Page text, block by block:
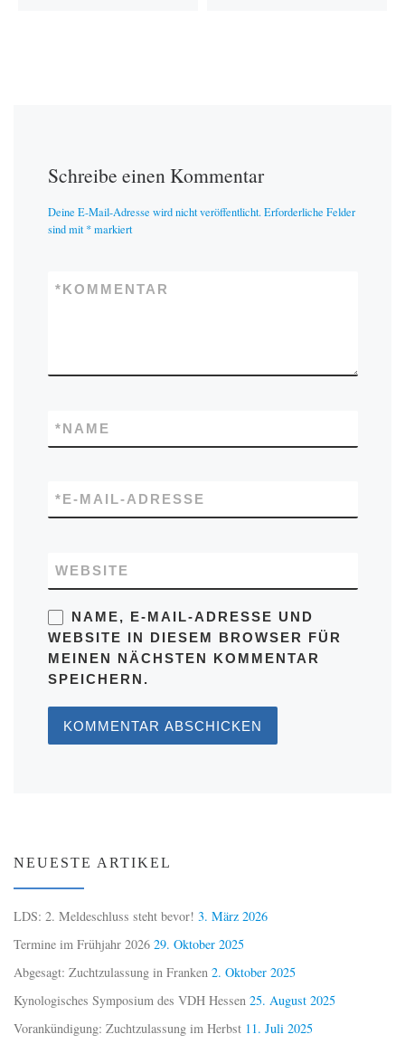
Schreibe einen Kommentar
Deine E-Mail-Adresse wird nicht veröffentlicht. Erforderliche Felder
sind mit*markiert
KOMMENTAR
*
NAME
*
E-MAIL-ADRESSE
*
WEBSITE
NAME, E-MAIL-ADRESSE UND
WEBSITE IN DIESEM BROWSER FÜR
MEINEN NÄCHSTEN KOMMENTAR
SPEICHERN.
NEUESTE ARTIKEL
LDS: 2. Meldeschluss steht bevor! 3. März 2026
Termine im Frühjahr 2026 29. Oktober 2025
Abgesagt: Zuchtzulassung in Franken 2. Oktober 2025
Kynologisches Symposium des VDH Hessen 25. August 2025
Vorankündigung: Zuchtzulassung im Herbst 11. Juli 2025